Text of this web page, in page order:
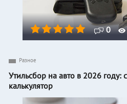
0
Разное
Утильсбор на авто в 2026 году:
калькулятор